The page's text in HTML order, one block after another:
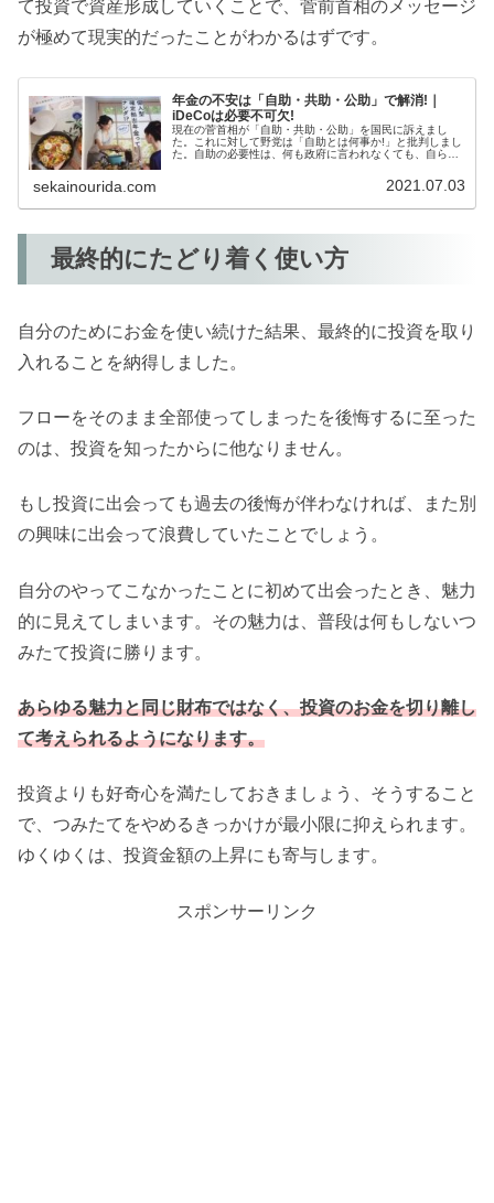
て投資で資産形成していくことで、菅前首相のメッセージ
が極めて現実的だったことがわかるはずです。
年金の不安は「自助・共助・公助」で解消!｜
iDeCoは必要不可欠!
現在の菅首相が「自助・共助・公助」を国民に訴えまし
た。これに対して野党は「自助とは何事か!」と批判しまし
た。自助の必要性は、何も政府に言われなくても、自らや
のでしょうか? それは【iDeCo】の普及にほかなりませ
sekainourida.com 2021.07.03
最終的にたどり着く使い方
自分のためにお金を使い続けた結果、最終的に投資を取り
入れることを納得しました。
フローをそのまま全部使ってしまったを後悔するに至った
のは、投資を知ったからに他なりません。
もし投資に出会っても過去の後悔が伴わなければ、また別
の興味に出会って浪費していたことでしょう。
自分のやってこなかったことに初めて出会ったとき、魅力
的に見えてしまいます。その魅力は、普段は何もしないつ
みたて投資に勝ります。
あらゆる魅力と同じ財布ではなく、投資のお金を切り離し
て考えられるようになります。
投資よりも好奇心を満たしておきましょう、そうすること
で、つみたてをやめるきっかけが最小限に抑えられます。
ゆくゆくは、投資金額の上昇にも寄与します。
スポンサーリンク